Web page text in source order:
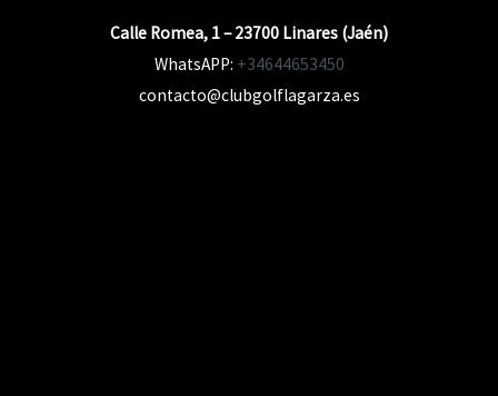
Calle Romea, 1 – 23700 Linares (Jaén)
WhatsAPP: +34644653450
contacto@clubgolflagarza.es